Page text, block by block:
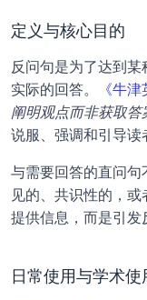
定义与核心目的
反问句是为了达到
实际的回答。
《牛
阐明观点而非获取答
说服、强调和引导读
与需要回答的直问
见的、共识性的，
提供信息，而是引发
日常使用与学术使